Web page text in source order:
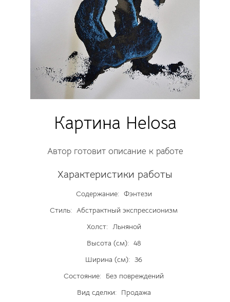
Картина Helosa
Автор готовит описание к работе
Характеристики работы
Содержание: Фэнтези
Стиль: Абстрактный экспрессионизм
Холст: Льняной
Высота (см): 48
Ширина (см): 36
Состояние:
Без повреждений
Вид сделки:
Продажа